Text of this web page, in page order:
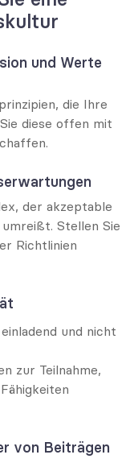
und Werte
die Ihre
diese offen mit
der akzeptable
Stellen Sie
Richtlinien
und nicht
zur Teilnahme,
von Beiträgen